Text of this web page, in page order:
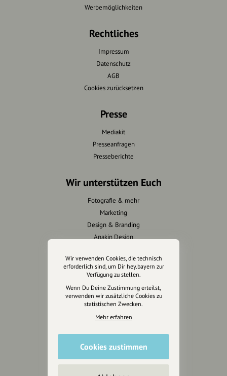
Werbemöglichkeiten
Rechtliches
Impressum
Datenschutz
AGB
Cookies zurücksetzen
Presse
Mediakit
Presseanfragen
Presseberichte
Wir unterstützen Euch
Fotografie & mehr
Marketing
Design & Branding
Anakin Design
Unterstütze
unsere Plattform
hey.bayern ist ein Projekt von
für alle, die uns besuchen
wollen.
Wir verwenden Cookies, die technisch
erforderlich sind, um Dir hey.bayern zur
Verfügung zu stellen.
Wenn Du Deine Zustimmung erteilst,
verwenden wir zusätzliche Cookies zu
statistischen Zwecken.
Mehr erfahren
Cookies zustimmen